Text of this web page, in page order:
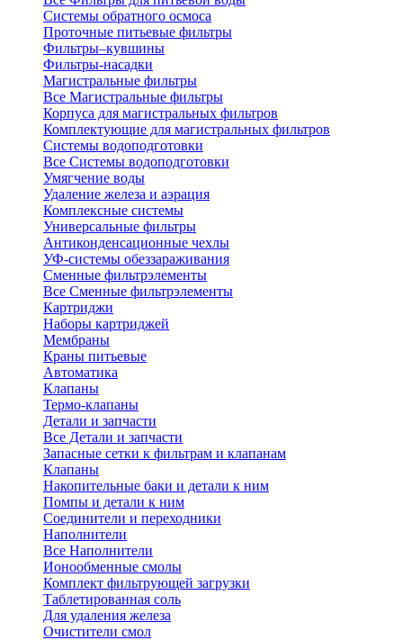
Системы обратного осмоса
Проточные питьевые фильтры
Фильтры–кувшины
Фильтры-насадки
Магистральные фильтры
Все Магистральные фильтры
Корпуса для магистральных фильтров
Комплектующие для магистральных фильтров
Системы водоподготовки
Все Системы водоподготовки
Умягчение воды
Удаление железа и аэрация
Комплексные системы
Универсальные фильтры
Антиконденсационные чехлы
УФ-системы обеззараживания
Сменные фильтрэлементы
Все Сменные фильтрэлементы
Картриджи
Наборы картриджей
Мембраны
Краны питьевые
Автоматика
Клапаны
Термо-клапаны
Детали и запчасти
Все Детали и запчасти
Запасные сетки к фильтрам и клапанам
Клапаны
Накопительные баки и детали к ним
Помпы и детали к ним
Соединители и переходники
Наполнители
Все Наполнители
Ионообменные смолы
Комплект фильтрующей загрузки
Таблетированная соль
Для удаления железа
Очистители смол